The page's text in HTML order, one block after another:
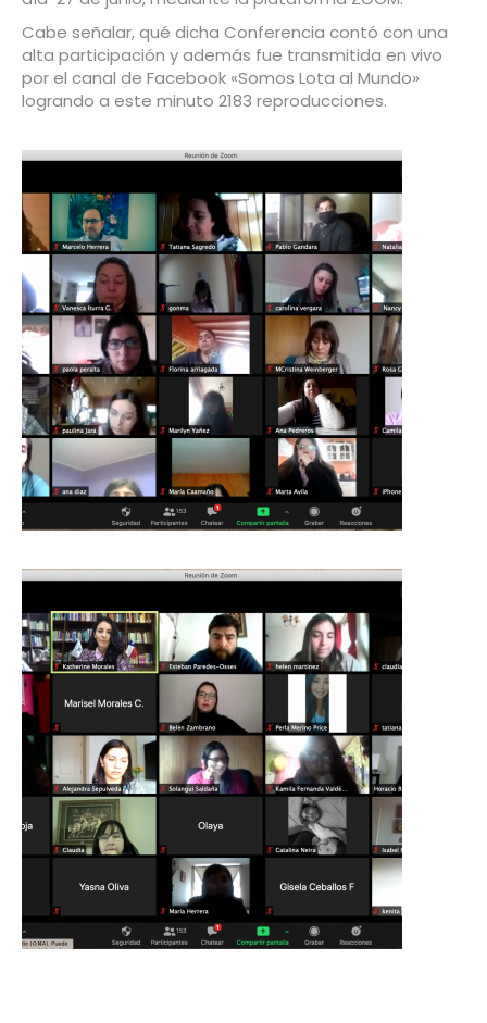
Cabe señalar, qué dicha Conferencia contó con una
alta participación y además fue transmitida en vivo
por el canal de Facebook «Somos Lota al Mundo»
logrando a este minuto 2183 reproducciones.